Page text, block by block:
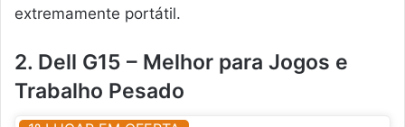
extremamente portátil.
2. Dell G15 – Melhor para Jogos e
Trabalho Pesado